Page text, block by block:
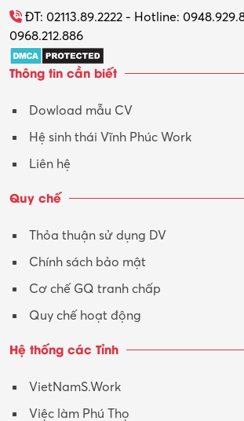
ĐT: 02113.89.2222 - Hotline:
0968.212.886
Thông tin cần biết
Dowload mẫu CV
Hệ sinh thái Vĩnh Phúc Work
Liên hệ
Quy chế
Thỏa thuận sử dụng DV
Chính sách bảo mật
Cơ chế GQ tranh chấp
Quy chế hoạt động
Hệ thống các Tỉnh
VietNamS.Work
Việc làm Phú Thọ